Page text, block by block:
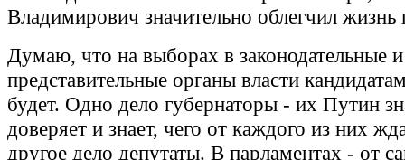
Владимирович значительно облегчил жизнь
Думаю, что на выборах в законодательные и
представительные органы власти
будет. Одно дело губернаторы - их Путин
доверяет и знает, чего от каждого из них
другое дело депутаты. В парламентах - от